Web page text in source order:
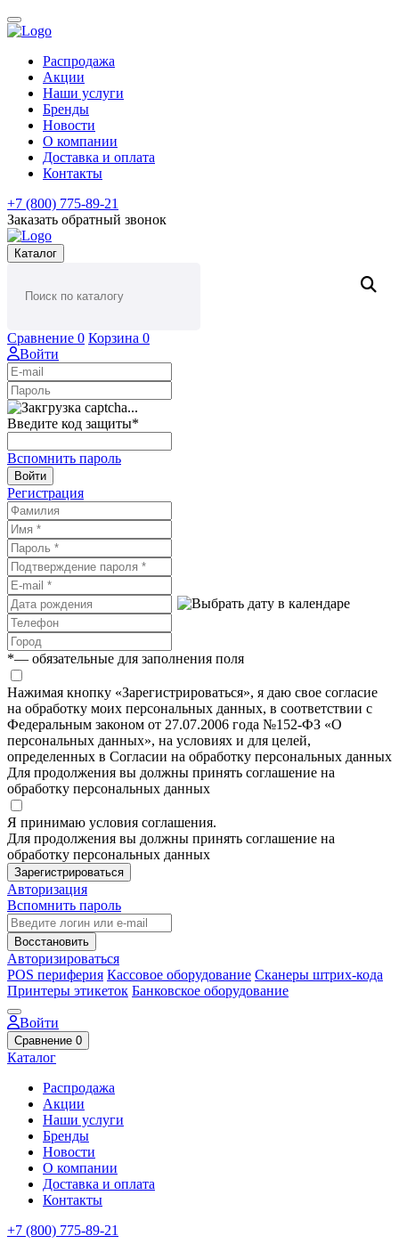
Распродажа
Акции
Наши услуги
Бренды
Новости
О компании
Доставка и оплата
Контакты
+7 (800) 775-89-21
Заказать обратный звонок
Каталог
Сравнение 0 Корзина 0
Войти
Введите код защиты*
Вспомнить пароль
Войти
Регистрация
*— обязательные для заполнения поля
Нажимая кнопку «Зарегистрироваться», я даю свое согласие
на обработку моих персональных данных, в соответствии с
Федеральным законом от 27.07.2006 года №152-ФЗ «О
персональных данных», на условиях и для целей,
определенных в Согласии на обработку персональных данных
Для продолжения вы должны принять соглашение на
обработку персональных данных
Я принимаю условия соглашения.
Для продолжения вы должны принять соглашение на
обработку персональных данных
Зарегистрироваться
Авторизация
Вспомнить пароль
Восстановить
Авторизироваться
POS периферия Кассовое оборудование Сканеры штрих-кода
Принтеры этикеток Банковское оборудование
Войти
Сравнение 0
Каталог
Распродажа
Акции
Наши услуги
Бренды
Новости
О компании
Доставка и оплата
Контакты
+7 (800) 775-89-21